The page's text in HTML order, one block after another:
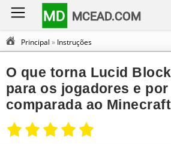
MD MCEAD.COM
Principal » Instruções
O que torna Lucid
para os jogadores e por
comparada ao Minecraft